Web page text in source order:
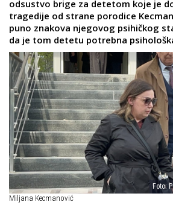
odsustvo brige za detetom koje je
tragedije od strane porodice
puno znakova njegovog psihičkog
da je tom detetu potrebna
Foto:
Miljana Kecmanović